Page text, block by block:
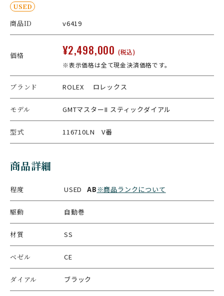
USED
商品ID v6419
価格 ¥2,498,000 (税込)
※表示価格は全て現金決済価格です。
ブランド ROLEX ロレックス
モデル GMTマスターII スティックダイアル
型式 116710LN V番
商品詳細
程度 USED AB ※商品ランクについて
駆動 自動巻
材質 SS
ベゼル CE
ダイアル ブラック